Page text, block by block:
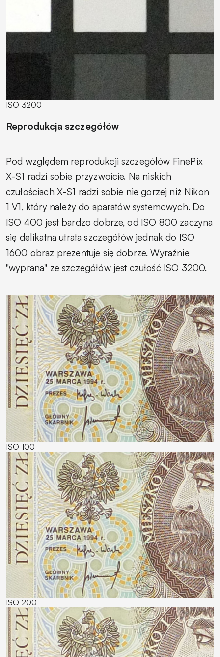
ISO 3200
Reprodukcja szczegółów
Pod względem reprodukcji szczegółów FinePix
X-S1 radzi sobie przyzwoicie. Na niskich
czułościach X-S1 radzi sobie nie gorzej niż Nikon
1 V1, który należy do aparatów systemowych. Do
ISO 400 jest bardzo dobrze, od ISO 800 zaczyna
się delikatna utrata szczegółów jednak do ISO
1600 obraz prezentuje się dobrze. Wyraźnie
"wyprana" ze szczegółów jest czułość ISO 3200.
ISO 100
ISO 200